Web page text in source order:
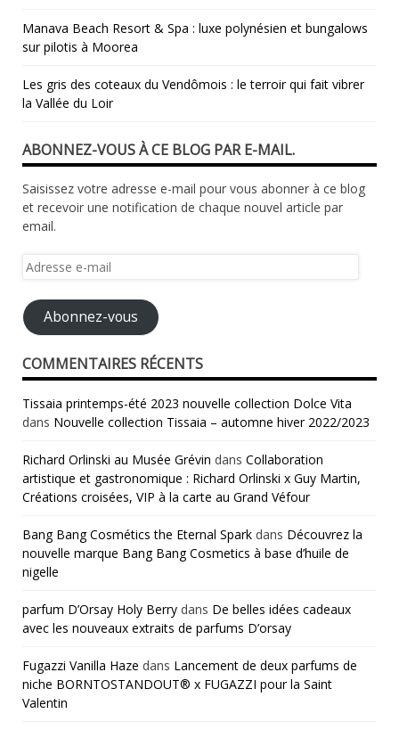
Manava Beach Resort & Spa : luxe polynésien et bungalows
sur pilotis à Moorea
Les gris des coteaux du Vendômois : le terroir qui fait vibrer
la Vallée du Loir
ABONNEZ-VOUS À CE BLOG PAR E-MAIL.
Saisissez votre adresse e-mail pour vous abonner à ce blog
et recevoir une notification de chaque nouvel article par
email.
Adresse
mail
Abonnez-vous
COMMENTAIRES RÉCENTS
Tissaia printemps-été 2023 nouvelle collection Dolce Vita
dans Nouvelle collection Tissaia – automne hiver 2022/2023
Richard Orlinski au Musée Grévin dans Collaboration
artistique et gastronomique : Richard Orlinski x Guy Martin,
Créations croisées, VIP à la carte au Grand Véfour
Bang Bang Cosmétics the Eternal Spark dans Découvrez la
nouvelle marque Bang Bang Cosmetics à base d’huile de
nigelle
parfum D’Orsay Holy Berry dans De belles idées cadeaux
avec les nouveaux extraits de parfums D’orsay
Fugazzi Vanilla Haze dans Lancement de deux parfums de
niche BORNTOSTANDOUT® x FUGAZZI pour la Saint
Valentin